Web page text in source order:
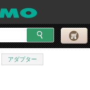
アダプター